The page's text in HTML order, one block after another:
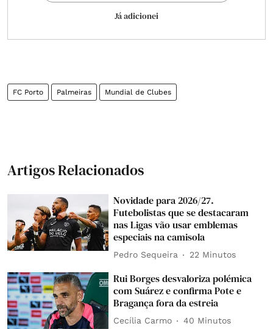
Já adicionei
FC Porto Palmeiras Mundial de Clubes
Artigos Relacionados
Novidade para 2026/27.
Futebolistas que se destacaram
nas Ligas vão usar emblemas
especiais na camisola
Pedro Sequeira 22 Minutos
Rui Borges desvaloriza polémica
com Suárez e confirma Pote e
Bragança fora da estreia
Cecília Carmo 40 Minutos